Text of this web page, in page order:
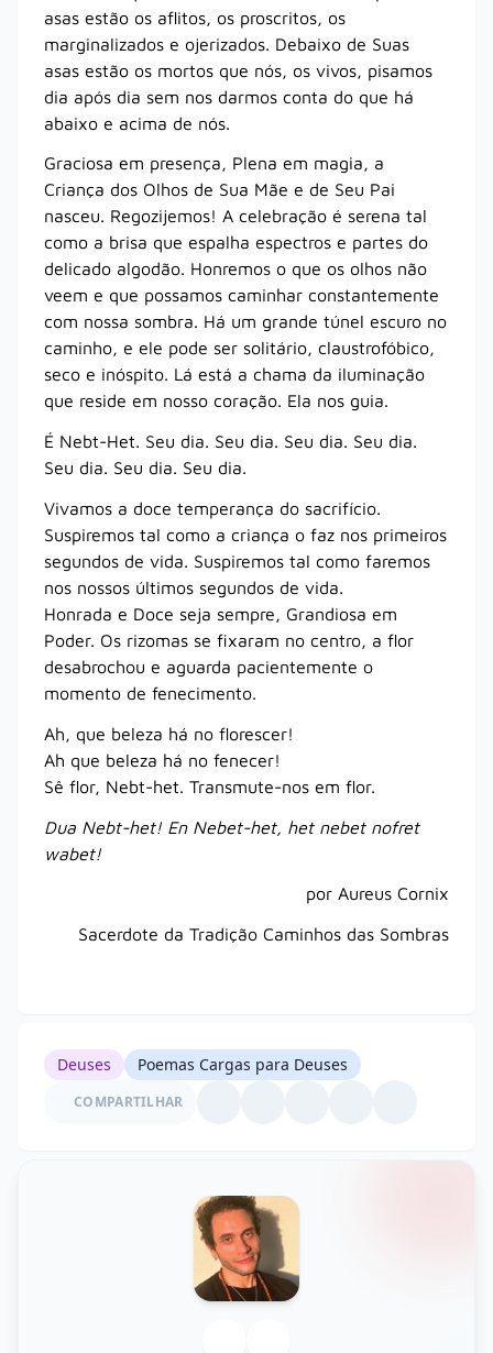
asas estão os aflitos, os proscritos, os
marginalizados e ojerizados. Debaixo de Suas
asas estão os mortos que nós, os vivos, pisamos
dia após dia sem nos darmos conta do que há
abaixo e acima de nós.
Graciosa em presença, Plena em magia, a
Criança dos Olhos de Sua Mãe e de Seu Pai
nasceu. Regozijemos! A celebração é serena tal
como a brisa que espalha espectros e partes do
delicado algodão. Honremos o que os olhos não
veem e que possamos caminhar constantemente
com nossa sombra. Há um grande túnel escuro no
caminho, e ele pode ser solitário, claustrofóbico,
seco e inóspito. Lá está a chama da iluminação
que reside em nosso coração. Ela nos guia.
É Nebt-Het. Seu dia. Seu dia. Seu dia. Seu dia.
Seu dia. Seu dia. Seu dia.
Vivamos a doce temperança do sacrifício.
Suspiremos tal como a criança o faz nos primeiros
segundos de vida. Suspiremos tal como faremos
nos nossos últimos segundos de vida.
Honrada e Doce seja sempre, Grandiosa em
Poder. Os rizomas se fixaram no centro, a flor
desabrochou e aguarda pacientemente o
momento de fenecimento.
Ah, que beleza há no florescer!
Ah que beleza há no fenecer!
Sê flor, Nebt-het. Transmute-nos em flor.
Dua Nebt-het! En Nebet-het, het nebet nofret
wabet!
por Aureus Cornix
Sacerdote da Tradição Caminhos das Sombras
Deuses Poemas Cargas para Deuses
COMPARTILHAR